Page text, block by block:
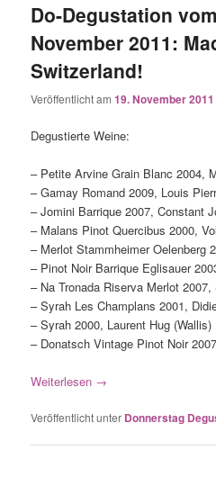
Do-Degustation
November 2011:
Switzerland!
Veröffentlicht am19. November 2011
Degustierte Weine:
– Petite Arvine Grain Blanc 2004,
– Gamay Romand 2009, Louis
– Jomini Barrique 2007, Constant
– Malans Pinot Quercibus 2000,
– Merlot Stammheimer Oelenberg
– Pinot Noir Barrique Eglisauer
– Na Tronada Riserva Merlot 2007,
– Syrah Les Champlans 2001,
– Syrah 2000, Laurent Hug (Wallis)
– Donatsch Vintage Pinot Noir 2007
Weiterlesen →
Veröffentlicht unter Donnerstag